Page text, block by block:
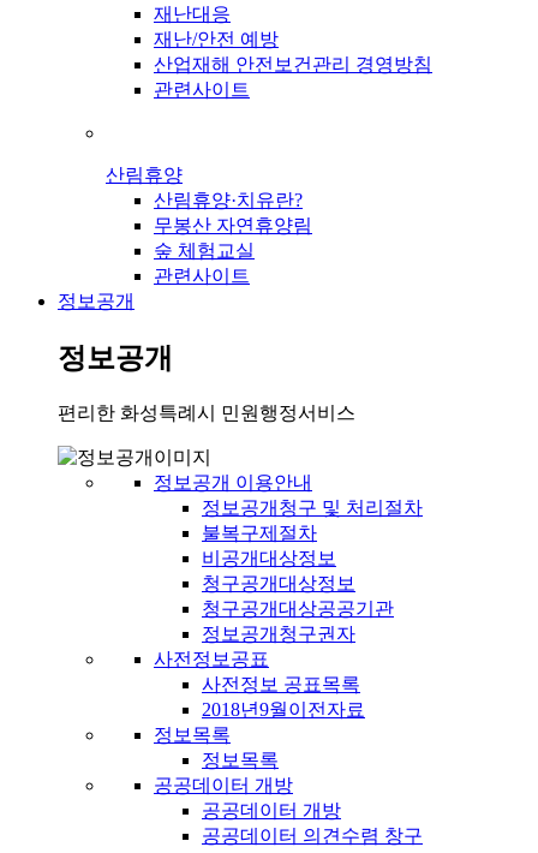
재난대응
재난/안전 예방
산업재해 안전보건관리 경영방침
관련사이트
산림휴양
산림휴양·치유란?
무봉산 자연휴양림
숲 체험교실
관련사이트
정보공개
정보공개
편리한 화성특례시 민원행정서비스
정보공개 이용안내
정보공개청구 및 처리절차
불복구제절차
비공개대상정보
청구공개대상정보
청구공개대상공공기관
정보공개청구권자
사전정보공표
사전정보 공표목록
2018년9월이전자료
정보목록
정보목록
공공데이터 개방
공공데이터 개방
공공데이터 의견수렴 창구